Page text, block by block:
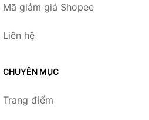
Mã giảm giá Shopee
Liên hệ
CHUYÊN MỤC
Trang điểm